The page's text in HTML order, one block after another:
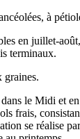
à
en juillet-
terminaux.
graines.
le Midi et
frais,
se réalise